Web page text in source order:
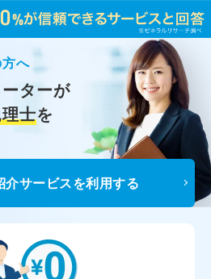
へ
ターが
士を
介サービスを利用する